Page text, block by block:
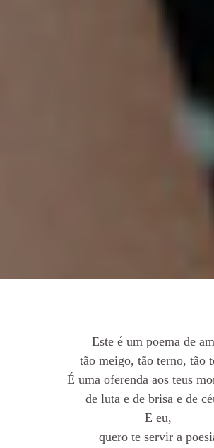
Este é um poema de
tão meigo, tão terno, tão
É uma oferenda aos teus
de luta e de brisa e de
E eu,
quero te servir a